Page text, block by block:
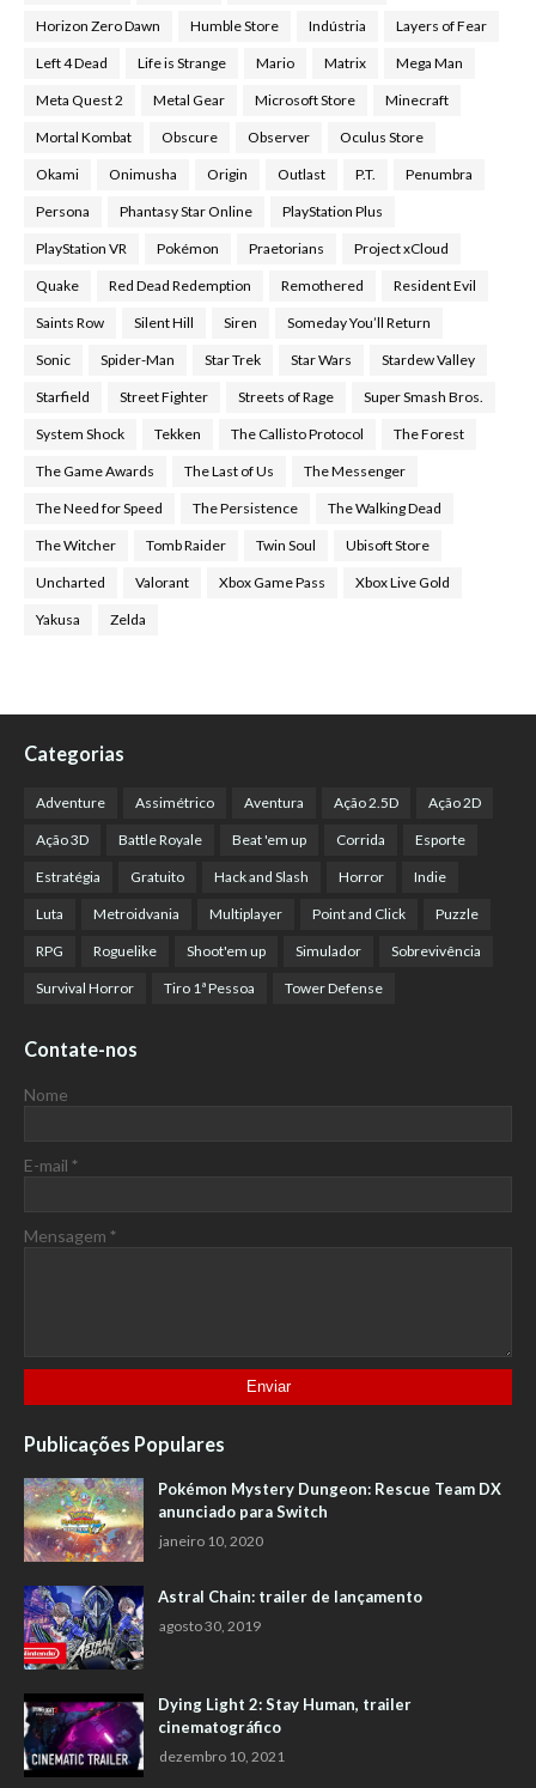
Horizon Zero Dawn Humble Store Indústria Layers of Fear
Left 4 Dead Life is Strange Mario Matrix Mega Man
Meta Quest 2 Metal Gear Microsoft Store Minecraft
Mortal Kombat Obscure Observer Oculus Store
Okami Onimusha Origin Outlast P.T. Penumbra
Persona Phantasy Star Online PlayStation Plus
PlayStation VR Pokémon Praetorians Project xCloud
Quake Red Dead Redemption Remothered Resident Evil
Saints Row Silent Hill Siren Someday You’ll Return
Sonic Spider-Man Star Trek Star Wars Stardew Valley
Starfield Street Fighter Streets of Rage Super Smash Bros.
System Shock Tekken The Callisto Protocol The Forest
The Game Awards The Last of Us The Messenger
The Need for Speed The Persistence The Walking Dead
The Witcher Tomb Raider Twin Soul Ubisoft Store
Uncharted Valorant Xbox Game Pass Xbox Live Gold
Yakusa Zelda
Categorias
Adventure Assimétrico Aventura Ação 2.5D Ação 2D
Ação 3D Battle Royale Beat 'em up Corrida Esporte
Estratégia Gratuito Hack and Slash Horror Indie
Luta Metroidvania Multiplayer Point and Click Puzzle
RPG Roguelike Shoot'em up Simulador Sobrevivência
Survival Horror Tiro 1ª Pessoa Tower Defense
Contate-nos
Nome
E-mail *
Mensagem *
Publicações Populares
Pokémon Mystery Dungeon: Rescue Team DX
anunciado para Switch
janeiro 10, 2020
Astral Chain: trailer de lançamento
agosto 30, 2019
Dying Light 2: Stay Human, trailer
cinematográfico
dezembro 10, 2021